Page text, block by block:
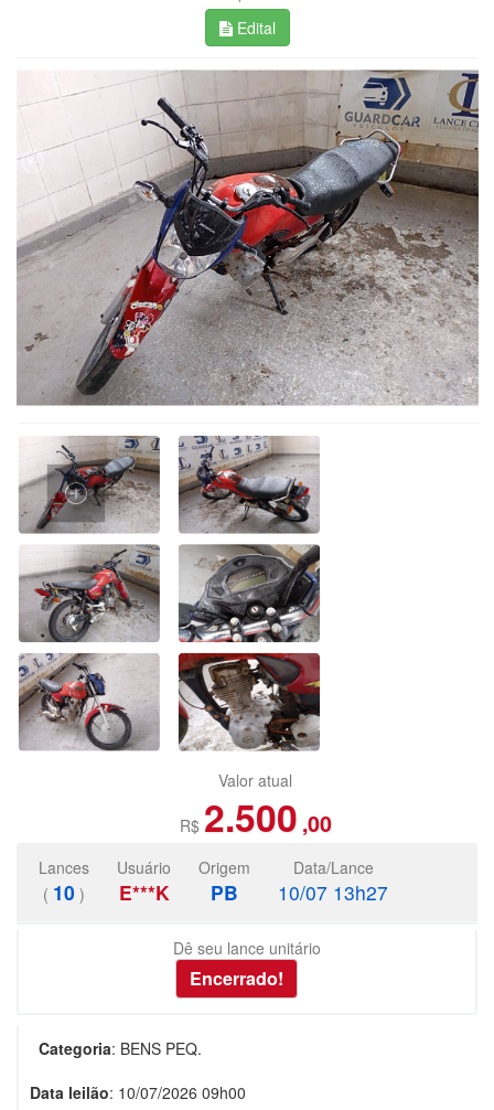
Edital
Valor atual
R$ 2.500 ,00
Lances
( 10 )
Usuário
E***K
Origem
PB
Data/Lance
10/07 13h27
Dê seu lance unitário
Categoria: BENS PEQ.
Data leilão: 10/07/2026 09h00